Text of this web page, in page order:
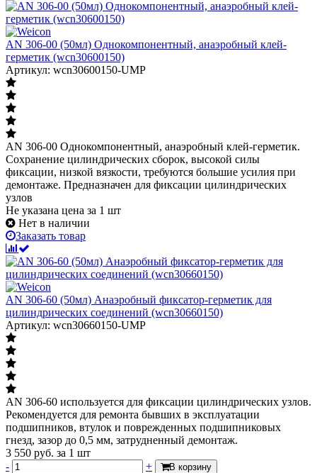
AN 306-00 (50мл) Однокомпонентный, анаэробный клей-
герметик (wcn30600150)
Артикул: wcn30600150-UMP
AN 306-00 Однокомпонентный, анаэробный клей-герметик.
Сохранение цилиндрических сборок, высокой силы
фиксации, низкой вязкости, требуются большие усилия при
демонтаже. Предназначен для фиксации цилиндрических
узлов
Не указана цена за 1 шт
Нет в наличии
Заказать товар
AN 306-60 (50мл) Анаэробный фиксатор-герметик для
цилиндрических соединений (wcn30660150)
Артикул: wcn30660150-UMP
AN 306-60 используется для фиксации цилиндрических узлов.
Рекомендуется для ремонта бывших в эксплуатации
подшипников, втулок и поврежденных подшипниковых
гнезд, зазор до 0,5 мм, затрудненный демонтаж.
3 550 руб. за 1 шт
-
+ В корзину